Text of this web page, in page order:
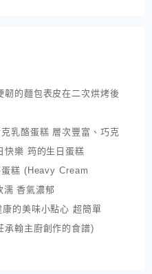
韌的麵包表皮在二次烘烤後
乳酪蛋糕 層次豐富、巧克
快樂 筠的生日蛋糕
糕 (Heavy Cream
濡 香氣濃郁
的美味小點心 超簡單
承翰主廚創作的食譜)